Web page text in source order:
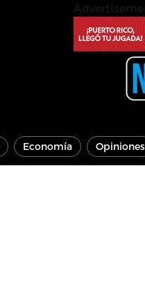
Economía Opiniones